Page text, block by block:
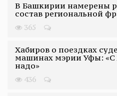
В Башкирии намерены
состав региональной
365
Хабиров о поездках
машинах мэрии Уфы: «С
надо»
436